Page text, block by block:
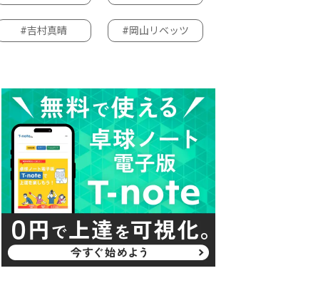
#吉村真晴 #岡山リベッツ